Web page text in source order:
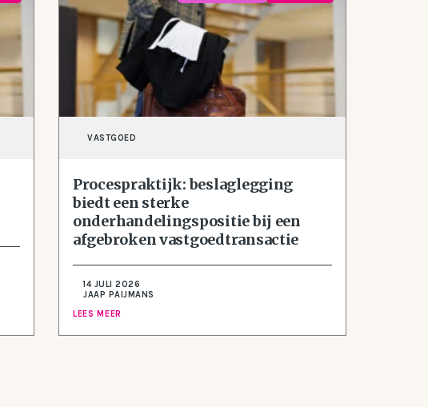
VASTGOED
Procespraktijk: beslaglegging
biedt een sterke
onderhandelingspositie bij een
afgebroken vastgoedtransactie
14 JULI 2026
JAAP PAIJMANS
LEES MEER